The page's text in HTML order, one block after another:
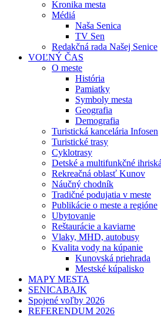
Kronika mesta
Médiá
Naša Senica
TV Sen
Redakčná rada Našej Senice
VOĽNÝ ČAS
O meste
História
Pamiatky
Symboly mesta
Geografia
Demografia
Turistická kancelária Infosen
Turistické trasy
Cyklotrasy
Detské a multifunkčné ihriská
Rekreačná oblasť Kunov
Náučný chodník
Tradičné podujatia v meste
Publikácie o meste a regióne
Ubytovanie
Reštaurácie a kaviarne
Vlaky, MHD, autobusy
Kvalita vody na kúpanie
Kunovská priehrada
Mestské kúpalisko
MAPY MESTA
SENICABAJK
Spojené voľby 2026
REFERENDUM 2026